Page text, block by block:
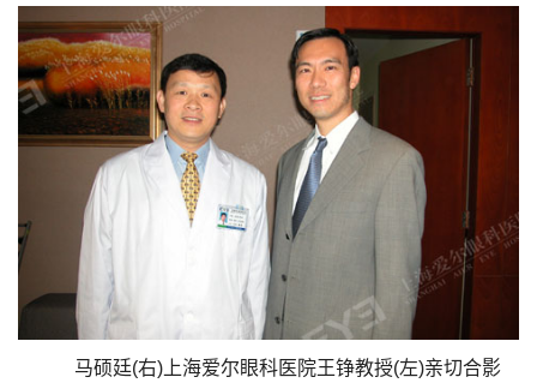
马硕廷(右)上海爱尔眼科医院王铮教授(左)亲切合影